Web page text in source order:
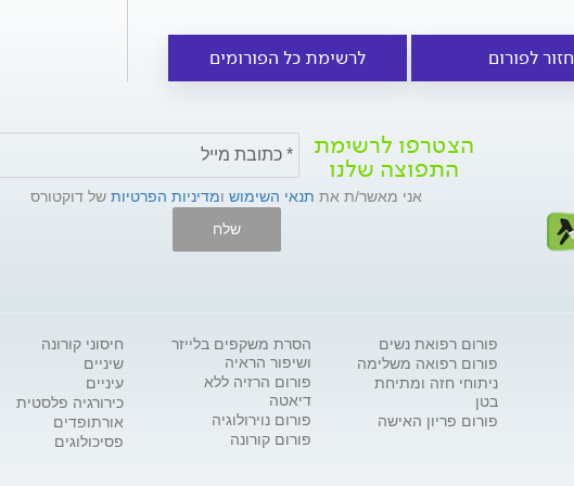
חזור לפורום לרשימת כל הפורומים
הצטרפו לרשימת
התפוצה שלנו
אני מאשר/ת את תנאי השימוש ומדיניות הפרטיות של דוקטורס
שלח
פורום רפואת נשים
פורום רפואה משלימה
ניתוחי חזה ומתיחת
בטן
פורום פריון האישה
הסרת משקפים בלייזר
ושיפור הראיה
פורום הרזיה ללא
דיאטה
פורום נוירולוגיה
פורום קורונה
חיסוני קורונה
שיניים
עיניים
כירורגיה פלסטית
אורתופדים
פסיכולוגים